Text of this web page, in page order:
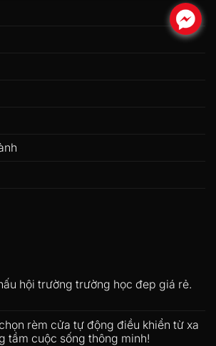
hội trường trường học đep giá rẻ.
rèm cửa tự động điều khiển từ xa
tầm cuộc sống thông minh!
.